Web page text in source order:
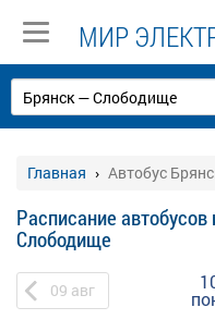
МИР
Главная Автобус
Расписание
Слободище
09 авг